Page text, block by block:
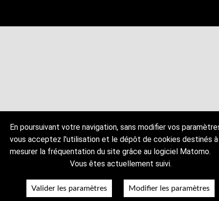
En poursuivant votre navigation, sans modifier vos
vous acceptez l'utilisation et le dépôt de cookies destinés à
mesurer la fréquentation du site grâce au logiciel Matomo.
Vous êtes actuellement suivi.
Valider les paramètres Modifier les paramètres